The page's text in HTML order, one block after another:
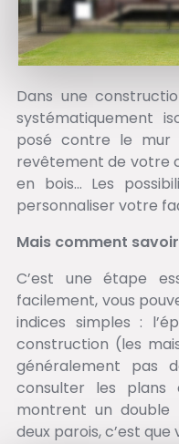
Dans une
systématiquement
posé contre le mur
revêtement de votre
en bois… Les
personnaliser votre
Mais comment
C’est une étape
facilement, vous
indices simples :
construction (les
généralement pas
consulter les plans
montrent un
deux parois, c’est que